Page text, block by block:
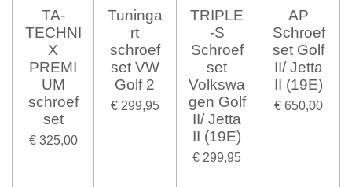
TA-
TECHNI
X
PREMI
UM
schroef
set
€ 325,00
Tuninga
rt
schroef
set VW
Golf 2
€ 299,95
TRIPLE
-S
Schroef
set
Volkswa
gen Golf
II/ Jetta
II (19E)
€ 299,95
AP
Schroef
set Golf
II/ Jetta
II (19E)
€ 650,00